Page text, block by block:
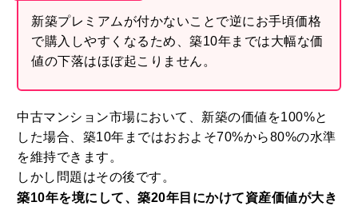
新築プレミアムが付かないことで逆にお手頃価格
で購入しやすくなるため、築10年までは大幅な価
値の下落はほぼ起こりません。
中古マンション市場において、新築の価値を100%と
した場合、築10年まではおおよそ70%から80%の水準
を維持できます。
しかし問題はその後です。
築10年を境にして、築20年目にかけて資産価値が大き